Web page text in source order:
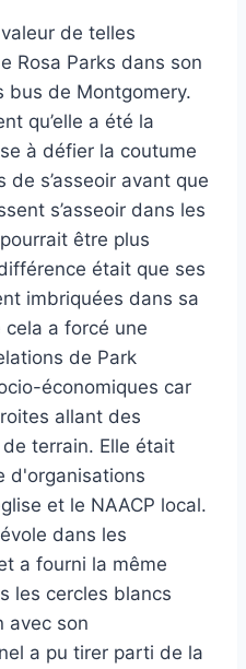
de telles
Rosa Parks dans son
bus de Montgomery.
qu’elle a été la
à défier la coutume
s’asseoir avant que
s’asseoir dans les
être plus
était que ses
imbriquées dans sa
a forcé une
de Park
économiques car
allant des
terrain. Elle était
d'organisations
et le NAACP local.
dans les
a fourni la même
les cercles blancs
avec son
a pu tirer parti de la